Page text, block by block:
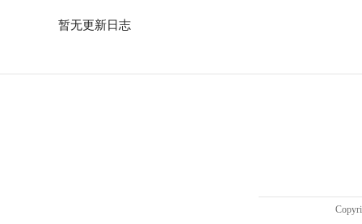
暂无更新日志